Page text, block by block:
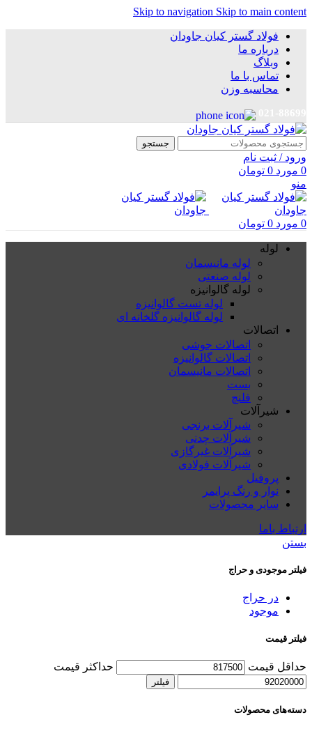
Skip to navigation Skip to main content
فولاد گستر کیان جاودان
درباره ما
وبلاگ
تماس با ما
محاسبه وزن
جستجو
ورود / ثبت نام
0 مورد 0 تومان
منو
0 مورد 0 تومان
لوله
لوله مانیسمان
لوله صنعتی
لوله گالوانیزه
لوله تست گالوانیزه
لوله گالوانیزه گلخانه ای
اتصالات
اتصالات جوشی
اتصالات گالوانیزه
اتصالات مانیسمان
بست
فلنچ
شیرآلات
شیرآلات برنجی
شیرآلات چدنی
شیرآلات غیرگازی
شیرآلات فولادی
پروفیل
نوار و رنگ پرایمر
سایر محصولات
ارتباط باما
بستن
فیلتر موجودی و حراج
در حراج
موجود
فیلتر قیمت
حداقل قیمت حداکثر قیمت
فیلتر
دسته‌های محصولات